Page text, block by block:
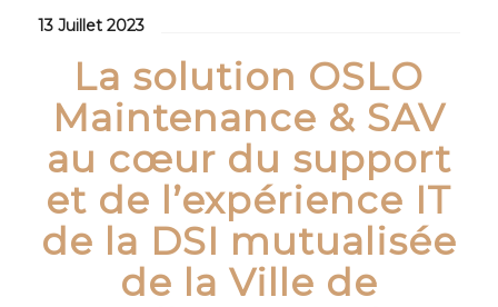
13 Juillet 2023
La solution OSLO
Maintenance & SAV
au cœur du support
et de l’expérience IT
de la DSI mutualisée
de la Ville de